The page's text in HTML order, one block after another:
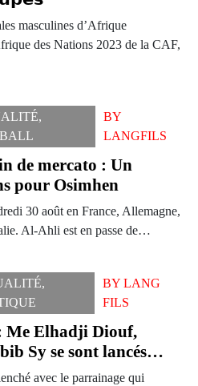
masculines d’Afrique
des Nations 2023 de la CAF,
,
BY
LANGFILS
de mercato : Un
pour Osimhen
30 août en France, Allemagne,
Al-Ahli est en passe de…
,
BY LANG
FILS
Me Elhadji Diouf,
Sy se sont lancés…
avec le parrainage qui